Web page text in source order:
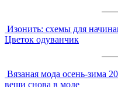
Изонить: схемы для
Цветок одуванчик
Вязаная мода осень-зима
вещи снова в моде